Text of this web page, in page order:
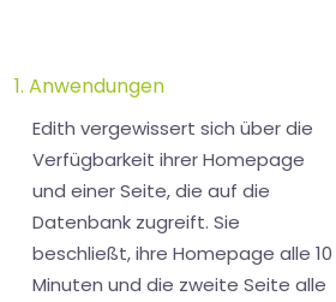
1. Anwendungen
Edith vergewissert sich über die
Verfügbarkeit ihrer Homepage
und einer Seite, die auf die
Datenbank zugreift. Sie
beschließt, ihre Homepage alle 10
Minuten und die zweite Seite alle